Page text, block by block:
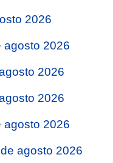
2026
agosto 2026
2026
2026
agosto 2026
agosto 2026